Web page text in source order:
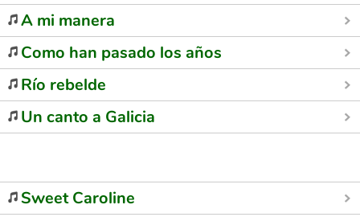
A mi manera
Como han pasado los años
Río rebelde
Un canto a Galicia
Sweet Caroline